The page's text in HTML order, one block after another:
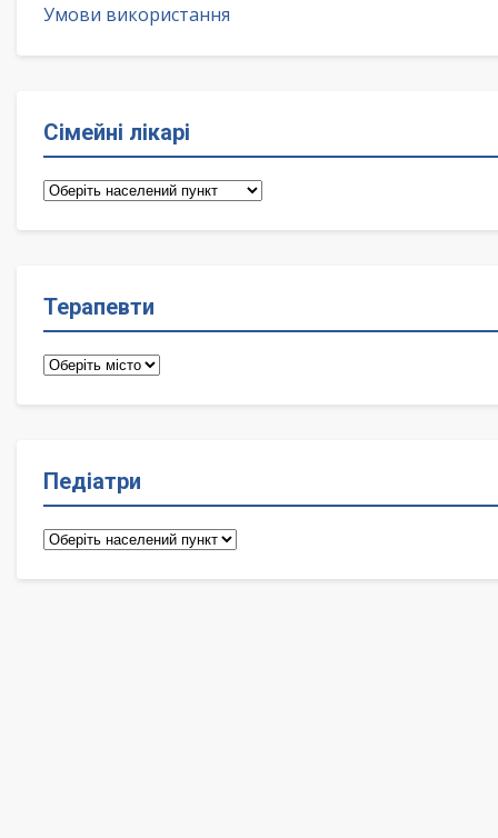
Умови використання
Сімейні лікарі
Сімейні
Терапевти
Терапевти
Педіатри
Педіатри